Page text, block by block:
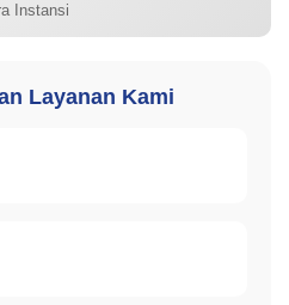
Instansi
Layanan Kami